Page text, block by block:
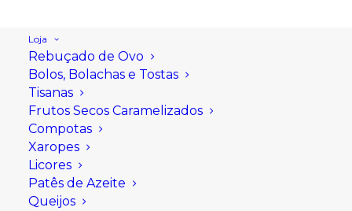
Loja
Rebuçado de Ovo
Bolos, Bolachas e Tostas
Tisanas
Frutos Secos Caramelizados
Compotas
Xaropes
Licores
Patês de Azeite
Queijos